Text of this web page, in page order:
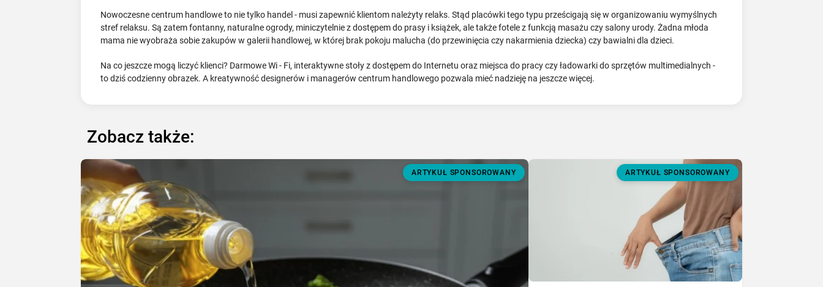
Nowoczesne centrum handlowe to nie tylko handel - musi zapewnić klientom należyty relaks. Stąd placówki tego typu prześcigają się w organizowaniu wymyślnych
stref relaksu. Są zatem fontanny, naturalne ogrody, miniczytelnie z dostępem do prasy i książek, ale także fotele z funkcją masażu czy salony urody. Żadna młoda
mama nie wyobraża sobie zakupów w galerii handlowej, w której brak pokoju malucha (do przewinięcia czy nakarmienia dziecka) czy bawialni dla dzieci.
Na co jeszcze mogą liczyć klienci? Darmowe Wi - Fi, interaktywne stoły z dostępem do Internetu oraz miejsca do pracy czy ładowarki do sprzętów multimedialnych -
to dziś codzienny obrazek. A kreatywność designerów i managerów centrum handlowego pozwala mieć nadzieję na jeszcze więcej.
Zobacz także:
ARTYKUŁ SPONSOROWANY ARTYKUŁ SPONSOROWANY